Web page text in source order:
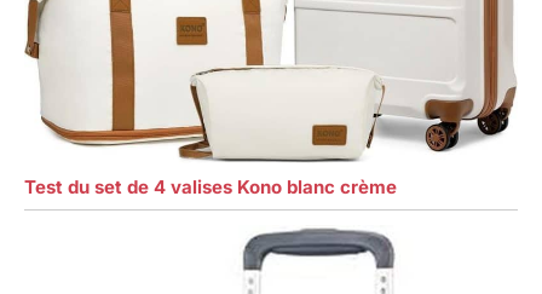
Test du set de 4 valises Kono blanc crème